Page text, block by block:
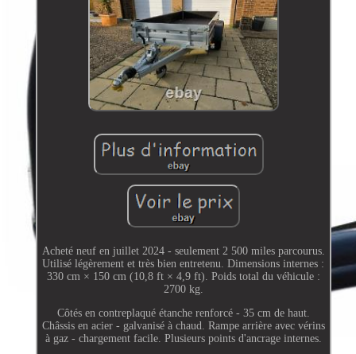
Acheté neuf en juillet 2024 - seulement 2 500 miles parcourus.
Utilisé légèrement et très bien entretenu. Dimensions internes :
330 cm × 150 cm (10,8 ft × 4,9 ft). Poids total du véhicule :
2700 kg.
Côtés en contreplaqué étanche renforcé - 35 cm de haut.
Châssis en acier - galvanisé à chaud. Rampe arrière avec vérins
à gaz - chargement facile. Plusieurs points d'ancrage internes.